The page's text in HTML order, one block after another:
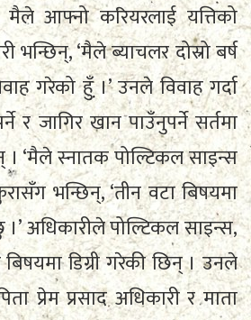
आफ्नो करियरलाई यत्तिको
भन्छिन्, ‘मैले ब्याचलर दोस्रो बर्ष
गरेको हुँ ।’ उनले विवाह गर्दा
जागिर खान पाउँनुपर्ने सर्तमा
। ‘मैले स्नातक पोल्टिकल साइन्स
भन्छिन्, ‘तीन वटा बिषयमा
।’ अधिकारीले पोल्टिकल साइन्स,
डिग्री गरेकी छिन् । उनले
प्रेम प्रसाद अधिकारी र माता